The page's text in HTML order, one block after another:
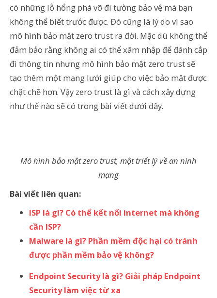
có những lỗ hổng phá vỡ đi tường bảo vệ mà bạn
không thể biết trước được. Đó cũng là lý do vì sao
mô hình bảo mật zero trust ra đời. Mặc dù không thể
đảm bảo rằng không ai có thể xâm nhập để đánh cắp
đi thông tin nhưng mô hình bảo mật zero trust sẽ
tạo thêm một mạng lưới giúp cho việc bảo mật được
chặt chẽ hơn. Vậy zero trust là gì và cách xây dựng
như thế nào sẽ có trong bài viết dưới đây.
Mô hình bảo mật zero trust, một triết lý về an ninh
mạng
Bài viết liên quan:
ISP là gì? Có thể kết nối internet mà không
cần ISP?
Malware là gì? Phần mềm độc hại có tránh
được phần mềm bảo vệ không?
Endpoint Security là gì? Giải pháp Endpoint
Security làm việc từ xa